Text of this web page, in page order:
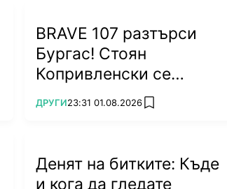
BRAVE 107 разтърси
Бургас! Стоян
Копривленски се
завърна с победа!
(ВИДЕО)
ПОВЕЧЕ ОТ
ДРУГИ23:31 01.08.2026 add favorites
Денят на битките: Къде
и кога да гледате